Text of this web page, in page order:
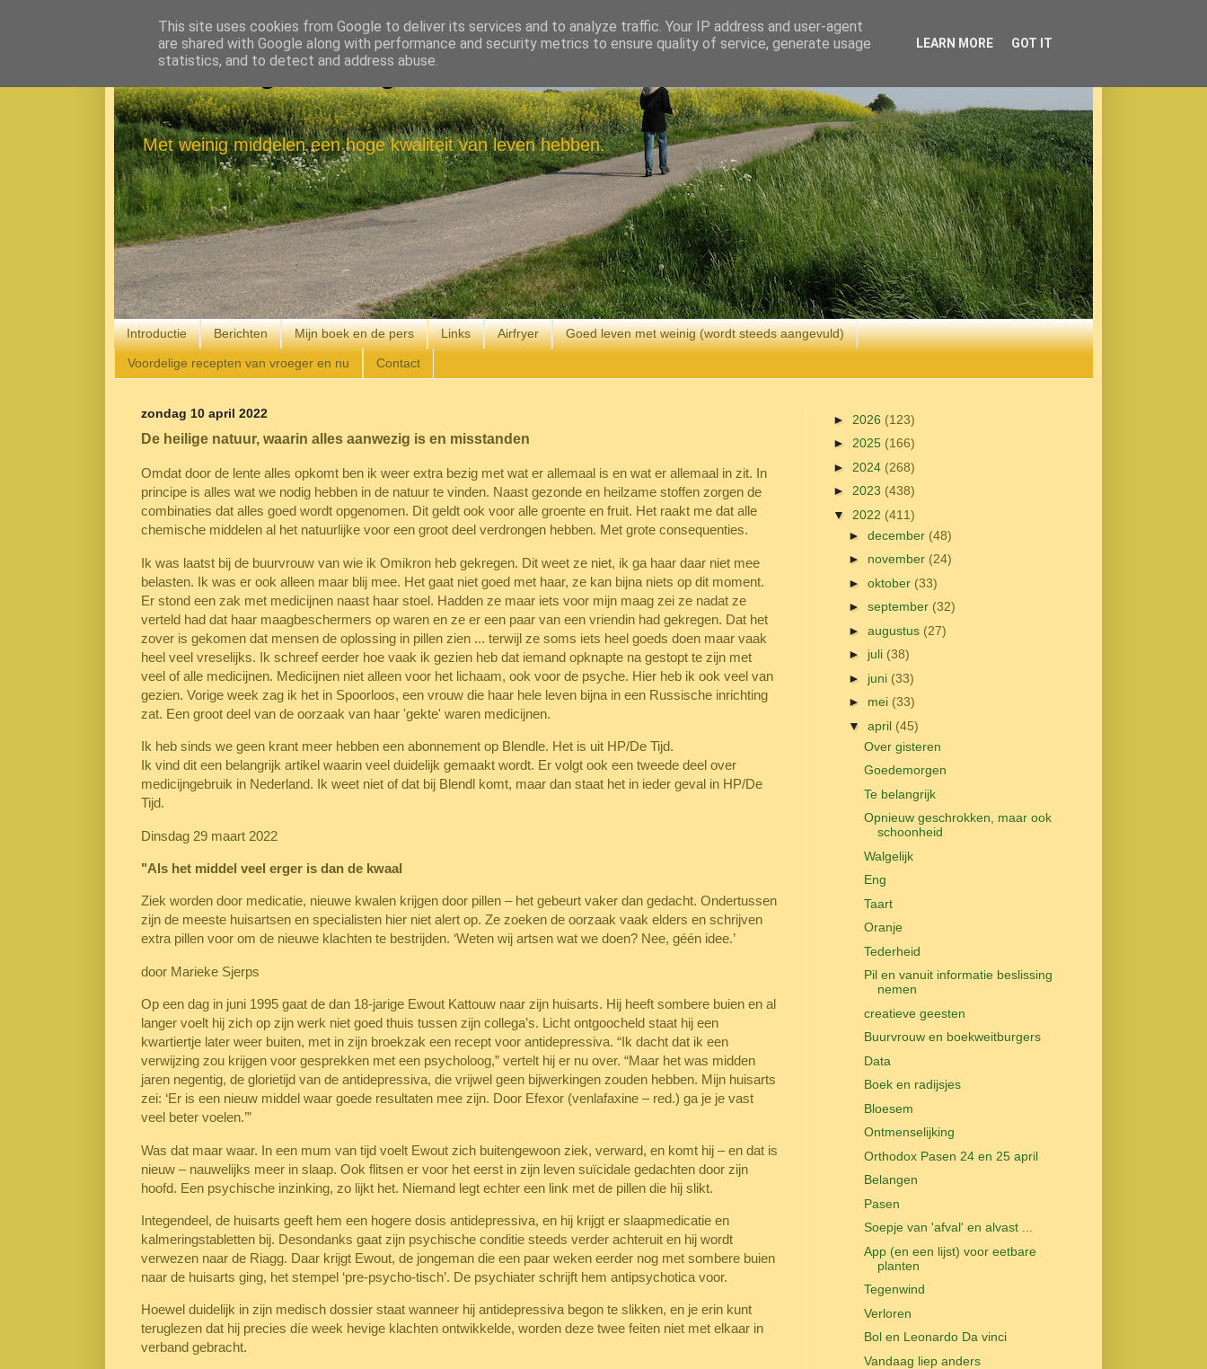
Eenvoudig Gelukkig
Met weinig middelen een hoge kwaliteit van leven hebben.
Introductie Berichten Mijn boek en de pers Links Airfryer Goed leven met weinig (wordt steeds aangevuld)
Voordelige recepten van vroeger en nu Contact
zondag 10 april 2022
De heilige natuur, waarin alles aanwezig is en misstanden
Omdat door de lente alles opkomt ben ik weer extra bezig met wat er allemaal is en wat er allemaal in zit. In
principe is alles wat we nodig hebben in de natuur te vinden. Naast gezonde en heilzame stoffen zorgen de
combinaties dat alles goed wordt opgenomen. Dit geldt ook voor alle groente en fruit. Het raakt me dat alle
chemische middelen al het natuurlijke voor een groot deel verdrongen hebben. Met grote consequenties.
Ik was laatst bij de buurvrouw van wie ik Omikron heb gekregen. Dit weet ze niet, ik ga haar daar niet mee
belasten. Ik was er ook alleen maar blij mee. Het gaat niet goed met haar, ze kan bijna niets op dit moment.
Er stond een zak met medicijnen naast haar stoel. Hadden ze maar iets voor mijn maag zei ze nadat ze
verteld had dat haar maagbeschermers op waren en ze er een paar van een vriendin had gekregen. Dat het
zover is gekomen dat mensen de oplossing in pillen zien ... terwijl ze soms iets heel goeds doen maar vaak
heel veel vreselijks. Ik schreef eerder hoe vaak ik gezien heb dat iemand opknapte na gestopt te zijn met
veel of alle medicijnen. Medicijnen niet alleen voor het lichaam, ook voor de psyche. Hier heb ik ook veel van
gezien. Vorige week zag ik het in Spoorloos, een vrouw die haar hele leven bijna in een Russische inrichting
zat. Een groot deel van de oorzaak van haar 'gekte' waren medicijnen.
Ik heb sinds we geen krant meer hebben een abonnement op Blendle. Het is uit HP/De Tijd.
Ik vind dit een belangrijk artikel waarin veel duidelijk gemaakt wordt. Er volgt ook een tweede deel over
medicijngebruik in Nederland. Ik weet niet of dat bij Blendl komt, maar dan staat het in ieder geval in HP/De
Tijd.
Dinsdag 29 maart 2022
"Als het middel veel erger is dan de kwaal
Ziek worden door medicatie, nieuwe kwalen krijgen door pillen – het gebeurt vaker dan gedacht. Ondertussen
zijn de meeste huisartsen en specialisten hier niet alert op. Ze zoeken de oorzaak vaak elders en schrijven
extra pillen voor om de nieuwe klachten te bestrijden. ‘Weten wij artsen wat we doen? Nee, géén idee.’
door Marieke Sjerps
Op een dag in juni 1995 gaat de dan 18-jarige Ewout Kattouw naar zijn huisarts. Hij heeft sombere buien en al
langer voelt hij zich op zijn werk niet goed thuis tussen zijn collega’s. Licht ontgoocheld staat hij een
kwartiertje later weer buiten, met in zijn broekzak een recept voor antidepressiva. “Ik dacht dat ik een
verwijzing zou krijgen voor gesprekken met een psycholoog,” vertelt hij er nu over. “Maar het was midden
jaren negentig, de glorietijd van de antidepressiva, die vrijwel geen bijwerkingen zouden hebben. Mijn huisarts
zei: ‘Er is een nieuw middel waar goede resultaten mee zijn. Door Efexor (venlafaxine – red.) ga je je vast
veel beter voelen.’”
Was dat maar waar. In een mum van tijd voelt Ewout zich buitengewoon ziek, verward, en komt hij – en dat is
nieuw – nauwelijks meer in slaap. Ook flitsen er voor het eerst in zijn leven suïcidale gedachten door zijn
hoofd. Een psychische inzinking, zo lijkt het. Niemand legt echter een link met de pillen die hij slikt.
Integendeel, de huisarts geeft hem een hogere dosis antidepressiva, en hij krijgt er slaapmedicatie en
kalmeringstabletten bij. Desondanks gaat zijn psychische conditie steeds verder achteruit en hij wordt
verwezen naar de Riagg. Daar krijgt Ewout, de jongeman die een paar weken eerder nog met sombere buien
naar de huisarts ging, het stempel ‘pre-psycho-tisch’. De psychiater schrijft hem antipsychotica voor.
Hoewel duidelijk in zijn medisch dossier staat wanneer hij antidepressiva begon te slikken, en je erin kunt
teruglezen dat hij precies díe week hevige klachten ontwikkelde, worden deze twee feiten niet met elkaar in
verband gebracht.
► 2026 (123)
► 2025 (166)
► 2024 (268)
► 2023 (438)
▼ 2022 (411)
► december (48)
► november (24)
► oktober (33)
► september (32)
► augustus (27)
► juli (38)
► juni (33)
► mei (33)
▼ april (45)
Over gisteren
Goedemorgen
Te belangrijk
Opnieuw geschrokken, maar ook
schoonheid
Walgelijk
Eng
Taart
Oranje
Tederheid
Pil en vanuit informatie beslissing
nemen
creatieve geesten
Buurvrouw en boekweitburgers
Data
Boek en radijsjes
Bloesem
Ontmenselijking
Orthodox Pasen 24 en 25 april
Belangen
Pasen
Soepje van 'afval' en alvast ...
App (en een lijst) voor eetbare
planten
Tegenwind
Verloren
Bol en Leonardo Da vinci
Vandaag liep anders
This site uses cookies from Google to deliver its services and to analyze traffic. Your IP address and user-agent
are shared with Google along with performance and security metrics to ensure quality of service, generate usage
statistics, and to detect and address abuse.
LEARN MORE GOT IT